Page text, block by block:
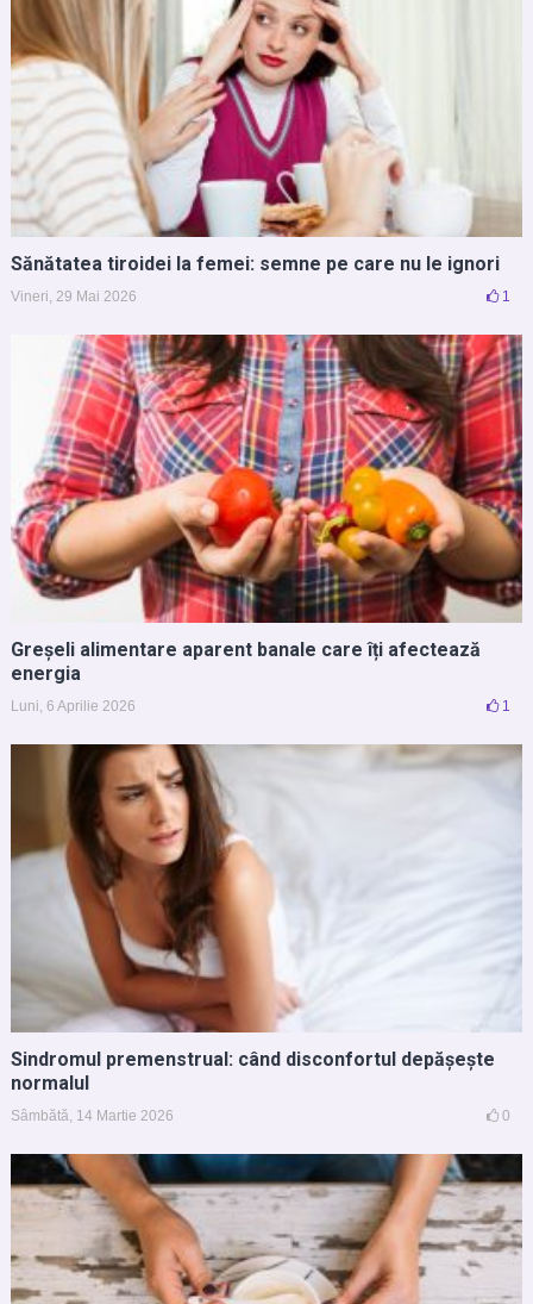
Sănătatea tiroidei la femei: semne pe care nu le ignori
Vineri, 29 Mai 2026 1
Greșeli alimentare aparent banale care îți afectează
energia
Luni, 6 Aprilie 2026 1
Sindromul premenstrual: când disconfortul depășește
normalul
Sâmbătă, 14 Martie 2026 0